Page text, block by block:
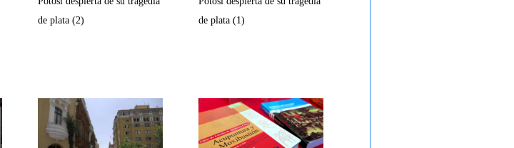
de plata (2)
de plata (1)